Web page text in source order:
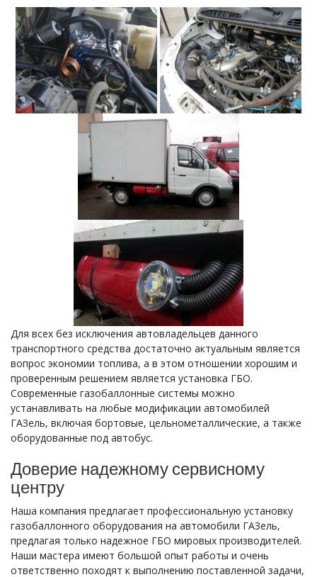
Для всех без исключения автовладельцев данного
транспортного средства достаточно актуальным является
вопрос экономии топлива, а в этом отношении хорошим и
проверенным решением является установка ГБО.
Современные газобаллонные системы можно
устанавливать на любые модификации автомобилей
ГАЗель, включая бортовые, цельнометаллические, а также
оборудованные под автобус.
Доверие надежному сервисному
центру
Наша компания предлагает профессиональную установку
газобаллонного оборудования на автомобили ГАЗель,
предлагая только надежное ГБО мировых производителей.
Наши мастера имеют большой опыт работы и очень
ответственно походят к выполнению поставленной задачи,